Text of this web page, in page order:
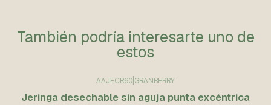
También podría interesarte uno de
estos
AAJECR60 GRANBERRY
Jeringa desechable sin aguja punta excéntrica